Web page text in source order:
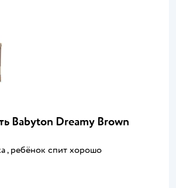
Babyton Dreamy Brown
, ребёнок спит хорошо